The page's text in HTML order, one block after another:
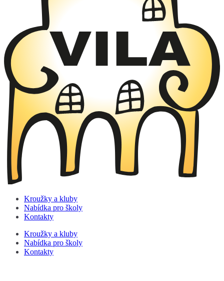
Kroužky a kluby
Nabídka pro školy
Kontakty
Kroužky a kluby
Nabídka pro školy
Kontakty